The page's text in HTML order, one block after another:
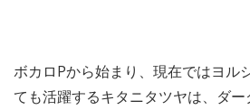
ボカロPから始まり、現在ではヨル
ても活躍するキタニタツヤは、ダ